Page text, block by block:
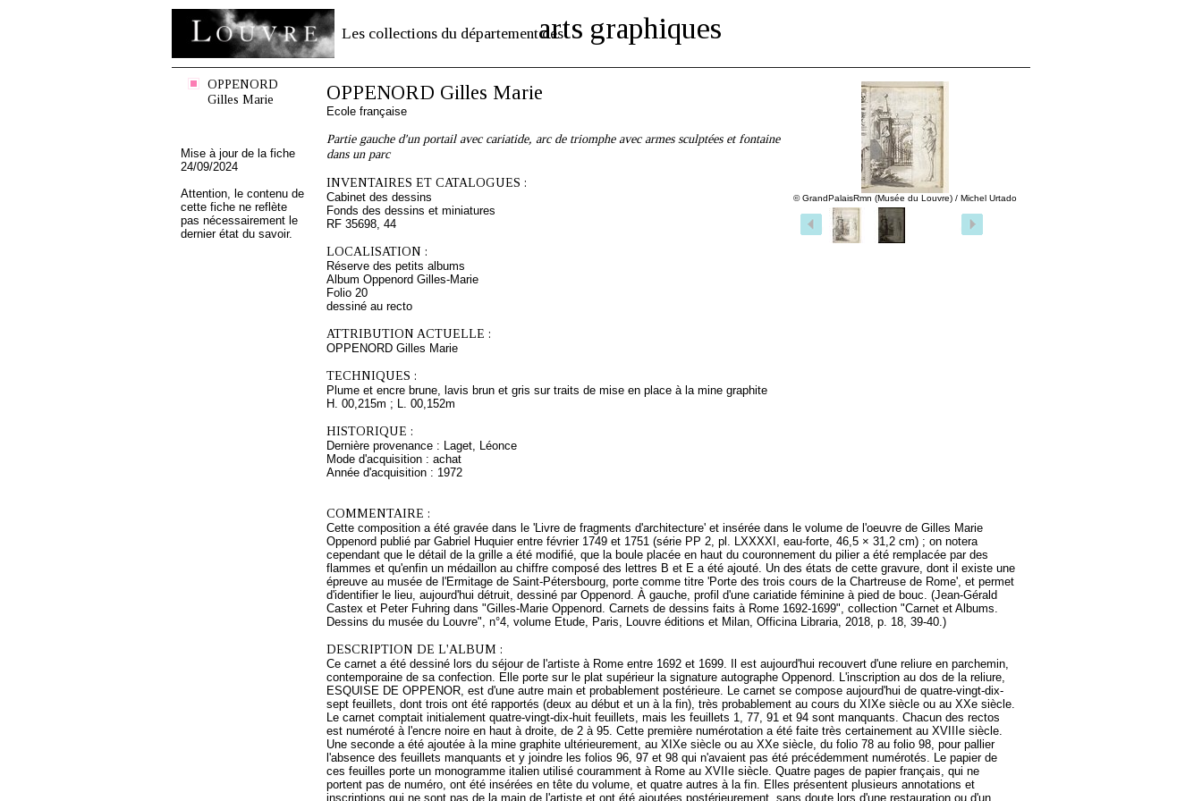
Les collections du département desarts graphiques
OPPENORD
Gilles Marie
Mise à jour de la fiche
24/09/2024
Attention, le contenu de
cette fiche ne reflète
pas nécessairement le
dernier état du savoir.
© GrandPalaisRmn (Musée du Louvre) / Michel Urtado
OPPENORD Gilles Marie
Ecole française
Partie gauche d'un portail avec cariatide, arc de triomphe avec armes sculptées et fontaine
dans un parc
INVENTAIRES ET CATALOGUES :
Cabinet des dessins
Fonds des dessins et miniatures
RF 35698, 44
LOCALISATION :
Réserve des petits albums
Album Oppenord Gilles-Marie
Folio 20
dessiné au recto
ATTRIBUTION ACTUELLE :
OPPENORD Gilles Marie
TECHNIQUES :
Plume et encre brune, lavis brun et gris sur traits de mise en place à la mine graphite
H. 00,215m ; L. 00,152m
HISTORIQUE :
Dernière provenance : Laget, Léonce
Mode d'acquisition : achat
Année d'acquisition : 1972
COMMENTAIRE :
Cette composition a été gravée dans le 'Livre de fragments d'architecture' et insérée dans le volume de l'oeuvre de Gilles Marie
Oppenord publié par Gabriel Huquier entre février 1749 et 1751 (série PP 2, pl. LXXXXI, eau-forte, 46,5 × 31,2 cm) ; on notera
cependant que le détail de la grille a été modifié, que la boule placée en haut du couronnement du pilier a été remplacée par des
flammes et qu'enfin un médaillon au chiffre composé des lettres B et E a été ajouté. Un des états de cette gravure, dont il existe une
épreuve au musée de l'Ermitage de Saint-Pétersbourg, porte comme titre 'Porte des trois cours de la Chartreuse de Rome', et permet
d'identifier le lieu, aujourd'hui détruit, dessiné par Oppenord. À gauche, profil d'une cariatide féminine à pied de bouc. (Jean-Gérald
Castex et Peter Fuhring dans "Gilles-Marie Oppenord. Carnets de dessins faits à Rome 1692-1699", collection "Carnet et Albums.
Dessins du musée du Louvre", n°4, volume Etude, Paris, Louvre éditions et Milan, Officina Libraria, 2018, p. 18, 39-40.)
DESCRIPTION DE L'ALBUM :
Ce carnet a été dessiné lors du séjour de l'artiste à Rome entre 1692 et 1699. Il est aujourd'hui recouvert d'une reliure en parchemin,
contemporaine de sa confection. Elle porte sur le plat supérieur la signature autographe Oppenord. L'inscription au dos de la reliure,
ESQUISE DE OPPENOR, est d'une autre main et probablement postérieure. Le carnet se compose aujourd'hui de quatre-vingt-dix-
sept feuillets, dont trois ont été rapportés (deux au début et un à la fin), très probablement au cours du XIXe siècle ou au XXe siècle.
Le carnet comptait initialement quatre-vingt-dix-huit feuillets, mais les feuillets 1, 77, 91 et 94 sont manquants. Chacun des rectos
est numéroté à l'encre noire en haut à droite, de 2 à 95. Cette première numérotation a été faite très certainement au XVIIIe siècle.
Une seconde a été ajoutée à la mine graphite ultérieurement, au XIXe siècle ou au XXe siècle, du folio 78 au folio 98, pour pallier
l'absence des feuillets manquants et y joindre les folios 96, 97 et 98 qui n'avaient pas été précédemment numérotés. Le papier de
ces feuilles porte un monogramme italien utilisé couramment à Rome au XVIIe siècle. Quatre pages de papier français, qui ne
portent pas de numéro, ont été insérées en tête du volume, et quatre autres à la fin. Elles présentent plusieurs annotations et
inscriptions qui ne sont pas de la main de l'artiste et ont été ajoutées postérieurement, sans doute lors d'une restauration ou d'un